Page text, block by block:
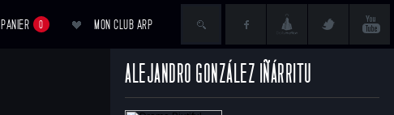
MON CLUB ARP
PANIER 0
ALEJANDRO GONZÁLEZ IÑÁRRITU